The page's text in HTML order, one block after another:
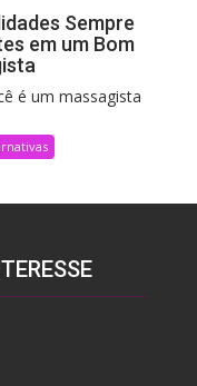
Sempre
em um Bom
é um massagista